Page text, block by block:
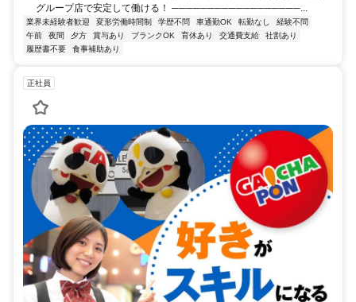
グループ店で安定して働ける！ ──────────────────...
業界未経験者歓迎 変形労働時間制 学歴不問 車通勤OK 転勤なし
経験不問
午前
夜間 夕方 賞与あり ブランクOK 育休あり 交通費支給
社割あり
履歴書不要
食事補助あり
正社員